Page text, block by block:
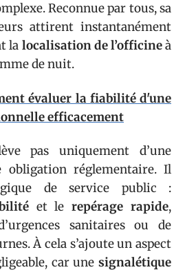
Reconnue par tous, sa
attirent instantanément
la localisation de l’officineà
de nuit.
évaluer la fiabilité d'une
efficacement
pas uniquement d’une
obligation réglementaire. Il
de service public :
et lerepérage rapide,
sanitaires ou de
À cela s’ajoute un aspect
car une signalétique